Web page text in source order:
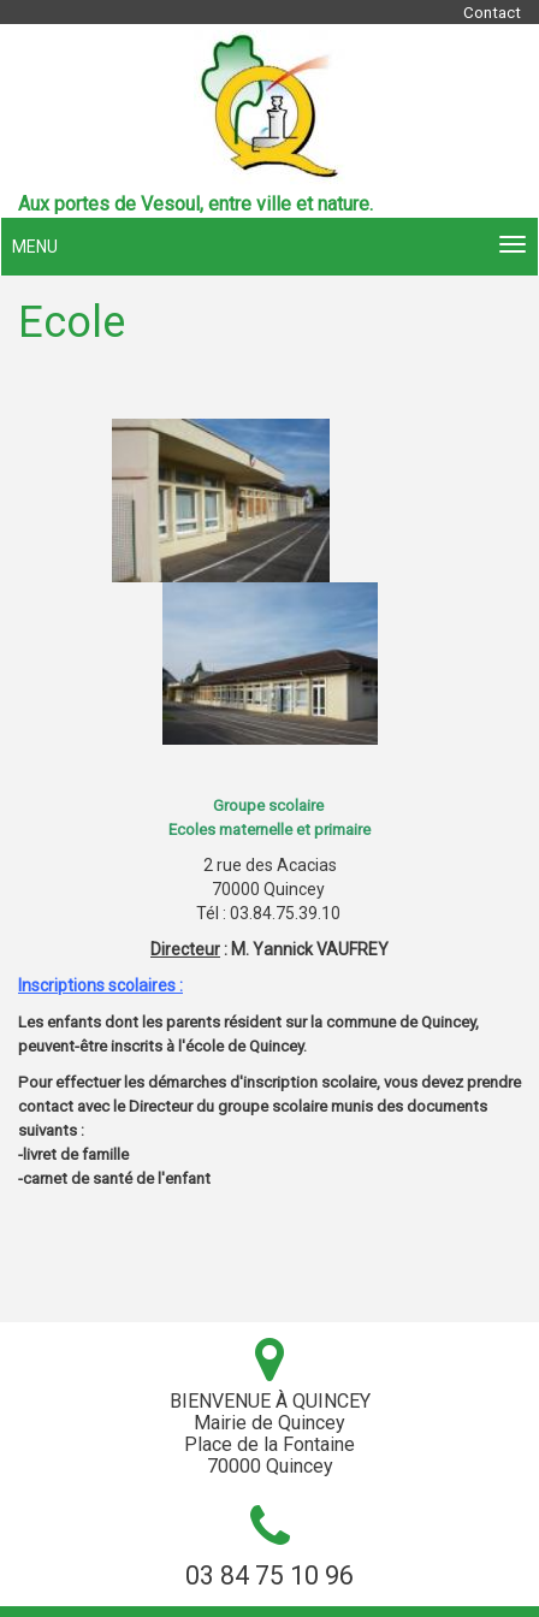
Contact
Aux portes de Vesoul, entre ville et nature.
MENU
Ecole
Groupe scolaire
Ecoles maternelle et primaire
2 rue des Acacias
70000 Quincey
Tél : 03.84.75.39.10
Directeur : M. Yannick VAUFREY
Inscriptions scolaires :
Les enfants dont les parents résident sur la commune de Quincey,
peuvent-être inscrits à l'école de Quincey.
Pour effectuer les démarches d'inscription scolaire, vous devez prendre
contact avec le Directeur du groupe scolaire munis des documents
suivants :
-livret de famille
-carnet de santé de l'enfant
BIENVENUE À QUINCEY
Mairie de Quincey
Place de la Fontaine
70000 Quincey
03 84 75 10 96